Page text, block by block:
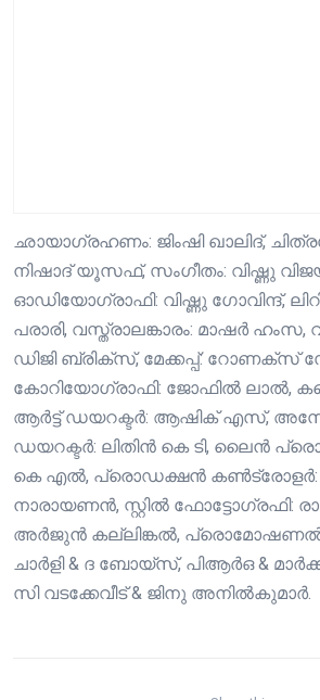
ഛായാഗ്രഹണം: ജിംഷി ഖാലിദ്,
നിഷാദ് യൂസഫ്, സംഗീതം: വിഷ്ണു
ഓഡിയോഗ്രാഫി: വിഷ്ണു ഗോവിന്ദ്,
പരാരി, വസ്ത്രാലങ്കാരം: മാഷർ
ഡിജി ബ്രിക്സ്, മേക്കപ്പ്: റോണക്സ്
കോറിയോഗ്രാഫി: ജോഫിൽ ലാൽ,
ആർട്ട് ഡയറക്ടർ: ആഷിക് എസ്,
ഡയറക്ടർ: ലിതിൻ കെ ടി, ലൈൻ
കെ എൽ, പ്രൊഡക്ഷൻ കൺട്രോളർ:
നാരായണൻ, സ്റ്റിൽ ഫോട്ടോഗ്രഫി:
അർജുൻ കല്ലിങ്കൽ,
ചാർളി & ദ ബോയ്സ്, പിആർഒ &
സി വടക്കേവീട് & ജിനു അനിൽകുമാർ.